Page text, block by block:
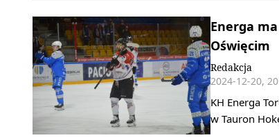
Energa
Oświęcim
Redakcja
2024-12-20,
KH Energa
w Tauron